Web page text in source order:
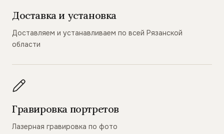
Доставка и установка
Доставляем и устанавливаем по всей Рязанской
области
Гравировка портретов
Лазерная гравировка по фото